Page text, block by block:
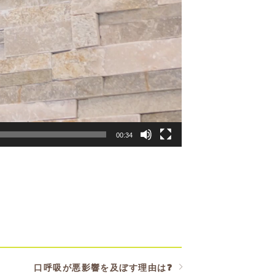
00:34
口呼吸が悪影響を及ぼす理由は❓